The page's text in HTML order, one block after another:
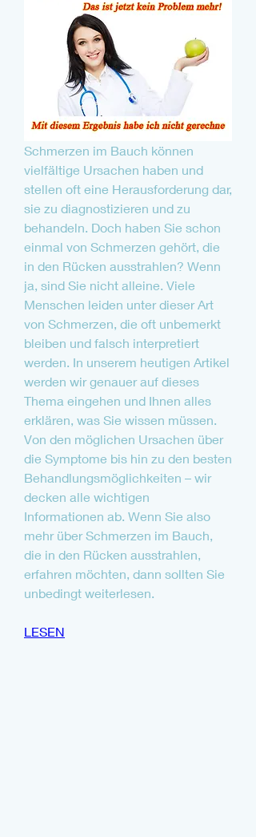
Schmerzen im Bauch können
vielfältige Ursachen haben und
stellen oft eine Herausforderung dar,
sie zu diagnostizieren und zu
behandeln. Doch haben Sie schon
einmal von Schmerzen gehört, die
in den Rücken ausstrahlen? Wenn
ja, sind Sie nicht alleine. Viele
Menschen leiden unter dieser Art
von Schmerzen, die oft unbemerkt
bleiben und falsch interpretiert
werden. In unserem heutigen Artikel
werden wir genauer auf dieses
Thema eingehen und Ihnen alles
erklären, was Sie wissen müssen.
Von den möglichen Ursachen über
die Symptome bis hin zu den besten
Behandlungsmöglichkeiten – wir
decken alle wichtigen
Informationen ab. Wenn Sie also
mehr über Schmerzen im Bauch,
die in den Rücken ausstrahlen,
erfahren möchten, dann sollten Sie
unbedingt weiterlesen.
LESEN